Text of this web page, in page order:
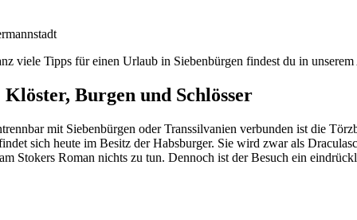
viele Tipps für einen Urlaub in Siebenbürgen findest du in
Klöster, Burgen und Schlösser
mit Siebenbürgen oder Transsilvanien verbunden ist die
sich heute im Besitz der Habsburger. Sie wird zwar als
Stokers Roman nichts zu tun. Dennoch ist der Besuch ein